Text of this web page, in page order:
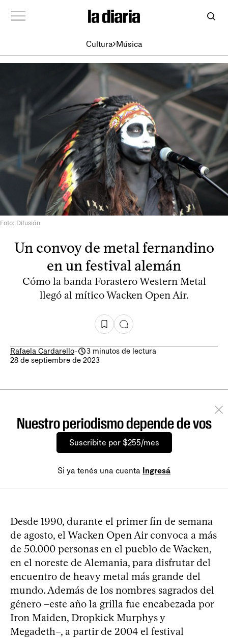
Cultura Música
Foto: Difusión
Un convoy de metal fernandino
en un festival alemán
Cómo la banda Forastero Western Metal
llegó al mítico Wacken Open Air.
Rafaela Cardarello-
3 minutos de lectura
28 de septiembre de 2023
Nuestro periodismo depende de vos
Suscribite por $255/mes
Si ya tenés una cuenta Ingresá
Desde 1990, durante el primer fin de semana
de agosto, el Wacken Open Air convoca a más
de 50.000 personas en el pueblo de Wacken,
en el noreste de Alemania, para disfrutar del
encuentro de heavy metal más grande del
mundo. Además de los nombres sagrados del
género –este año la grilla fue encabezada por
Iron Maiden, Dropkick Murphys y
Megadeth–, a partir de 2004 el festival